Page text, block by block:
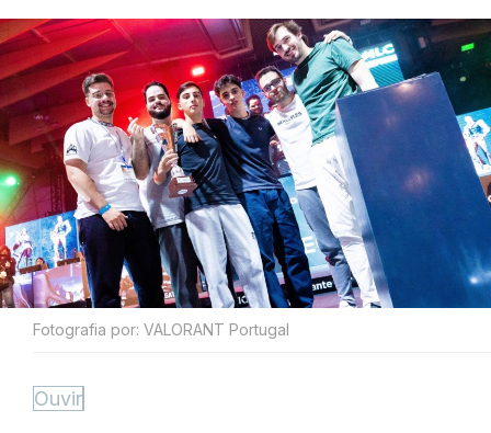
Fotografia por: VALORANT Portugal
Ouvir